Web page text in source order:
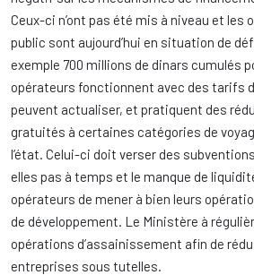
Ceux-ci n’ont pas été mis à niveau et les
public sont aujourd’hui en situation de
exemple 700 millions de dinars cumulés
opérateurs fonctionnent avec des tarifs
peuvent actualiser, et pratiquent des
gratuités à certaines catégories de
l’état. Celui-ci doit verser des
elles pas à temps et le manque de
opérateurs de mener à bien leurs
de développement. Le Ministère à
opérations d’assainissement afin de
entreprises sous tutelles.